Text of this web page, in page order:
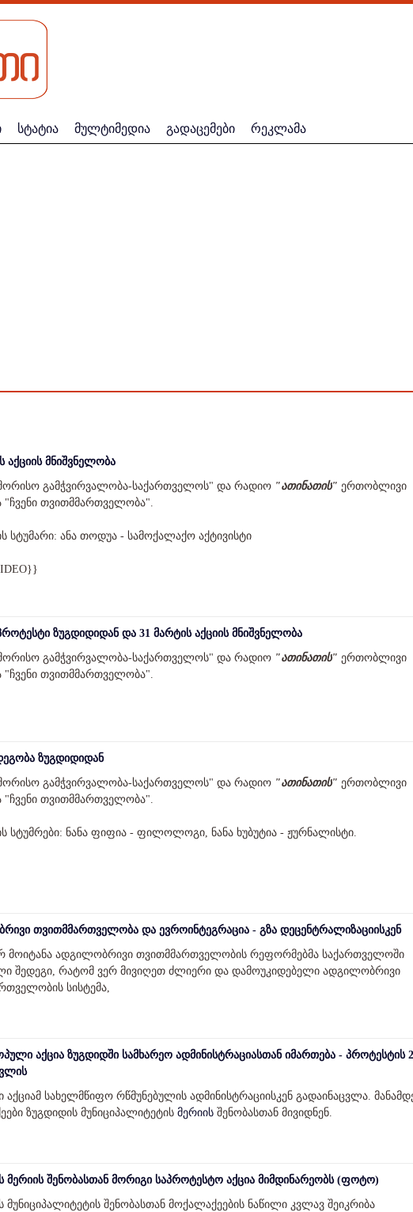
სტატია მულტიმედია გადაცემები რეკლამა
აქციის მნიშვნელობა
გამჭვირვალობა-საქართველოს" და რადიო "ათინათის" ერთობლივი
"ჩვენი თვითმმართველობა".
სტუმარი: ანა თოდუა - სამოქალაქო აქტივისტი
ზუგდიდიდან და 31 მარტის აქციის მნიშვნელობა
გამჭვირვალობა-საქართველოს" და რადიო "ათინათის" ერთობლივი
"ჩვენი თვითმმართველობა".
ზუგდიდიდან
გამჭვირვალობა-საქართველოს" და რადიო "ათინათის" ერთობლივი
"ჩვენი თვითმმართველობა".
სტუმრები: ნანა ფიფია - ფილოლოგი, ნანა ხუბუტია - ჟურნალისტი.
თვითმმართველობა და ევროინტეგრაცია - გზა დეცენტრალიზაციისკენ
მოიტანა ადგილობრივი თვითმმართველობის რეფორმებმა საქართველოში
შედეგი, რატომ ვერ მივიღეთ ძლიერი და დამოუკიდებელი ადგილობრივი
სისტემა,
აქცია ზუგდიდში სამხარეო ადმინისტრაციასთან იმართება - პროტესტის
აქციამ სახელმწიფო რწმუნებულის ადმინისტრაციისკენ გადაინაცვლა.
ზუგდიდის მუნიციპალიტეტის მერიის შენობასთან მივიდნენ.
მერიის შენობასთან მორიგი საპროტესტო აქცია მიმდინარეობს (ფოტო)
მუნიციპალიტეტის შენობასთან მოქალაქეების ნაწილი კვლავ შეიკრიბა